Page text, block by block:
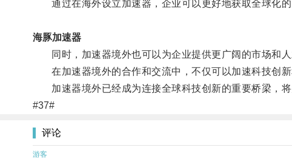
通过在海外设立加速器，企业可以更好地获取全球化的
海豚加速器
同时，加速器境外也可以为企业提供更广阔的市场和人
在加速器境外的合作和交流中，不仅可以加速科技创新
加速器境外已经成为连接全球科技创新的重要桥梁，将
#37#
评论
游客